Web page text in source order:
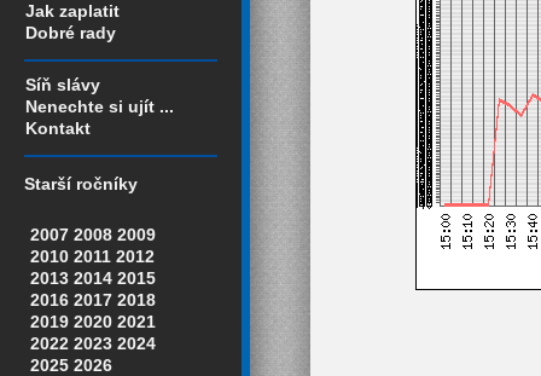
Jak zaplatit
Dobré rady
Síň slávy
Nenechte si ujít ...
Kontakt
Starší ročníky
2007 2008 2009
2010 2011 2012
2013 2014 2015
2016 2017 2018
2019 2020 2021
2022 2023 2024
2025 2026